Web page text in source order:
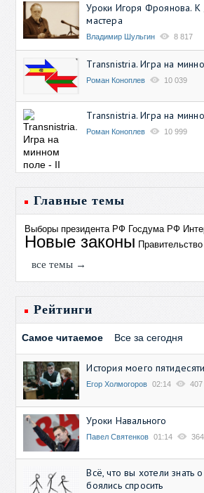
Уроки Игоря Фроянова. К
мастера
Владимир Шульгин 8 817
Transnistria. Игра на
Роман Коноплев 10 039
Transnistria. Игра на
Роман Коноплев 10 999
Главные темы
Выборы президента РФ Госдума РФ
Новые законы Правительство
все темы →
Рейтинги
Самое читаемое Все за сегодня
История моего
Егор Холмогоров 02:14
Уроки Навального
Павел Святенков 01:14
Всё, что вы хотели знать
боялись спросить